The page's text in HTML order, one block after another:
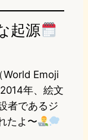
起源
World Emoji
年、絵文
者であるジ
たよ〜